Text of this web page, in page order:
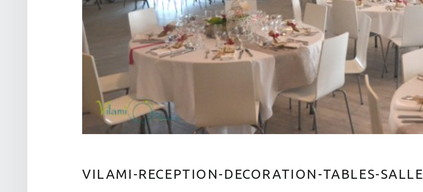
VILAMI-RECEPTION-DECORATION-TABLES-SALLE